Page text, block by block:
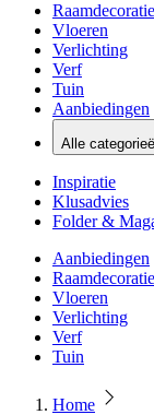
Raamdecoratie
Vloeren
Verlichting
Verf
Tuin
Aanbiedingen
Alle
Inspiratie
Klusadvies
Folder &
Aanbiedingen
Raamdecoratie
Vloeren
Verlichting
Verf
Tuin
Home